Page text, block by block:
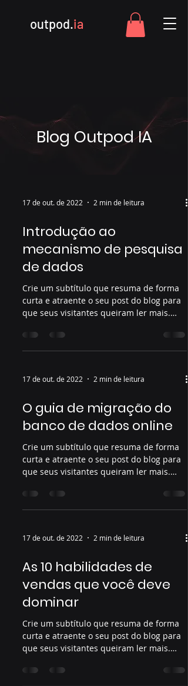
outpod.ia
Blog Outpod IA
17 de out. de 2022 2 min de leitura
Introdução ao
mecanismo de pesquisa
de dados
Crie um subtítulo que resuma de forma
curta e atraente o seu post do blog para
que seus visitantes queiram ler mais.
17 de out. de 2022 2 min de leitura
O guia de migração do
banco de dados online
Crie um subtítulo que resuma de forma
curta e atraente o seu post do blog para
que seus visitantes queiram ler mais.
17 de out. de 2022 2 min de leitura
As 10 habilidades de
vendas que você deve
dominar
Crie um subtítulo que resuma de forma
curta e atraente o seu post do blog para
que seus visitantes queiram ler mais.